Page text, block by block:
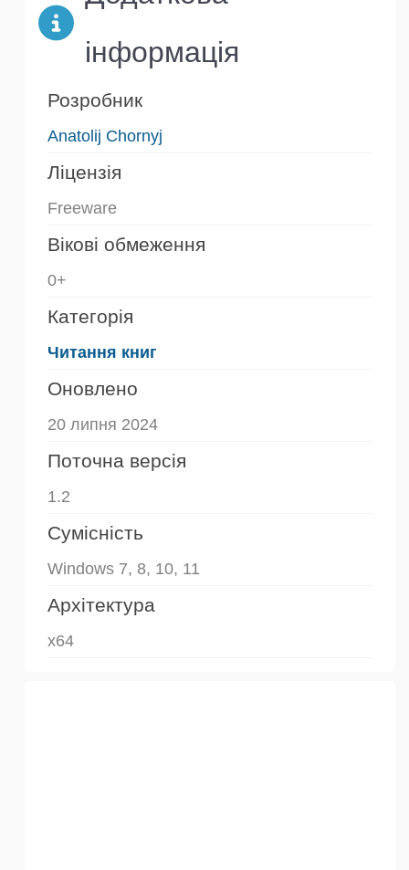
інформація
Розробник
Anatolij Chornyj
Ліцензія
Freeware
Вікові обмеження
0+
Категорія
Читання книг
Оновлено
20 липня 2024
Поточна версія
1.2
Сумісність
Windows 7, 8, 10, 11
Архітектура
x64